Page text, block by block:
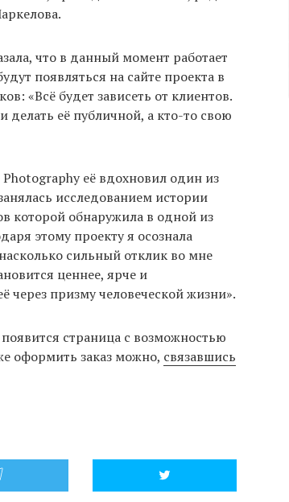
что в данный момент работает
появляться на сайте проекта в
«Всё будет зависеть от клиентов.
делать её публичной, а кто-то свою
Photography её вдохновил один из
исследованием истории
которой обнаружила в одной из
этому проекту я осознала
сильный отклик во мне
ценнее, ярче и
через призму человеческой жизни».
страница с возможностью
оформить заказ можно, связавшись